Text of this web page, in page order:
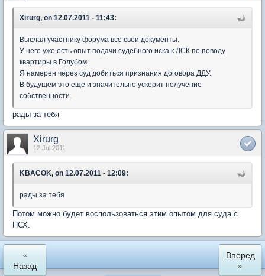
Xirurg, on 12.07.2011 - 11:43:
Выслал участнику форума все свои документы.
У него уже есть опыт подачи судебного иска к ДСК по поводу
квартиры в Голубом.
Я намерен через суд добиться признания договора ДДУ.
В будущем это еще и значительно ускорит получение
собственности.
рады за тебя
Xirurg
12 Jul 2011
KBACOK, on 12.07.2011 - 12:09:
рады за тебя
Потом можно будет воспользоваться этим опытом для суда с
ПСХ.
«
Назад
Вперед
»